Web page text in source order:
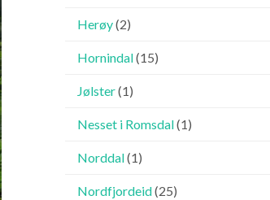
Herøy(2)
Hornindal(15)
Jølster(1)
Nesset i Romsdal(1)
Norddal(1)
Nordfjordeid(25)